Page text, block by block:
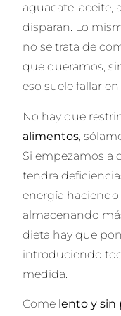
aguacate, aceite,
disparan. Lo
no se trata de
que queramos,
eso suele fallar
No hay que
alimentos ,
Si empezamos a
tendra
energía
almacenando
dieta hay que
introduciendo
medida.
Come lento y sin